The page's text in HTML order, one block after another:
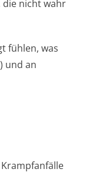
die nicht wahr
fühlen, was
und an